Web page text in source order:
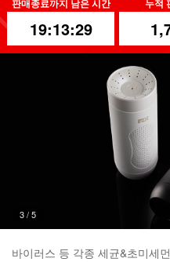
판매종료까지 남은 시간
19:13:26
누적
4/5
바이러스 등 각종 세균&초미세